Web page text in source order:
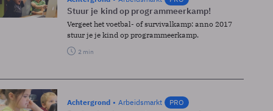
Stuur je kind op programmeerkamp!
Vergeet het voetbal- of survivalkamp: anno 2017
stuur je je kind op programmeerkamp.
2 min
Achtergrond Arbeidsmarkt PRO